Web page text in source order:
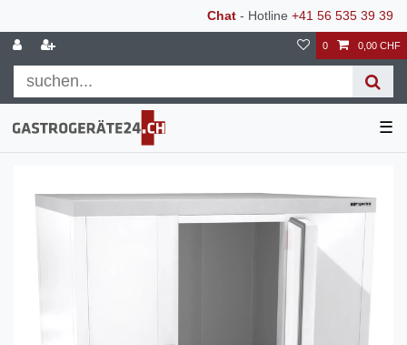
Chat - Hotline +41 56 535 39 39
0 0,00 CHF
☰